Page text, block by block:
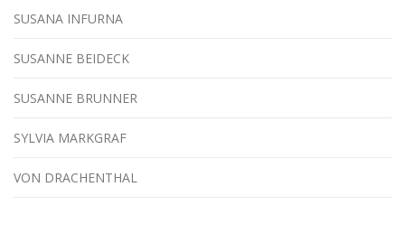
SUSANA INFURNA
SUSANNE BEIDECK
SUSANNE BRUNNER
SYLVIA MARKGRAF
VON DRACHENTHAL